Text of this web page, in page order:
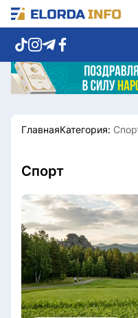
Новости столицы
Спорт
Видео
Послание
Этический кодекс
ГлавнаяКатегория:
Спорт